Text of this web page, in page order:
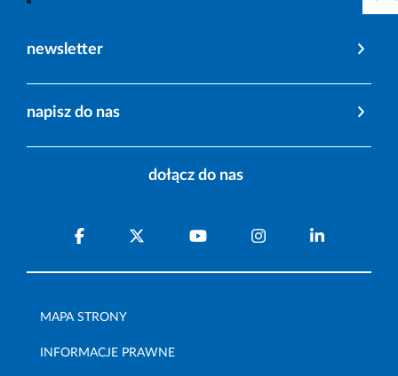
newsletter
napisz do nas
dołącz do nas
MAPA STRONY
INFORMACJE PRAWNE